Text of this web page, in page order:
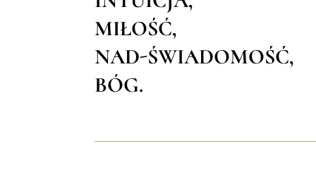
MIŁOŚĆ,
NAD-ŚWIADOMOŚĆ,
BÓG.